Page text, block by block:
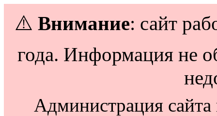
⚠️ Внимание: сайт
года. Информация не
Администрация сайта